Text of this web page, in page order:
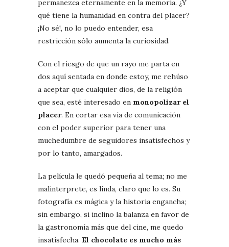
permanezca eternamente en la memoria. ¿Y
qué tiene la humanidad en contra del placer?
¡No sé!, no lo puedo entender, esa
restricción sólo aumenta la curiosidad.
Con el riesgo de que un rayo me parta en
dos aquí sentada en donde estoy, me rehúso
a aceptar que cualquier dios, de la religión
que sea, esté interesado en monopolizar el
placer. En cortar esa vía de comunicación
con el poder superior para tener una
muchedumbre de seguidores insatisfechos y
por lo tanto, amargados.
La película le quedó pequeña al tema; no me
malinterprete, es linda, claro que lo es. Su
fotografía es mágica y la historia engancha;
sin embargo, si inclino la balanza en favor de
la gastronomía más que del cine, me quedo
insatisfecha. El chocolate es mucho más